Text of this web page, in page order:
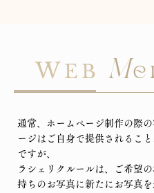
WEB M
通常、ホームページ制作の際の
ージはご自身で提供されるこ
ですが、
ラシェリクルールは、ご希望
持ちのお写真に新たにお写真